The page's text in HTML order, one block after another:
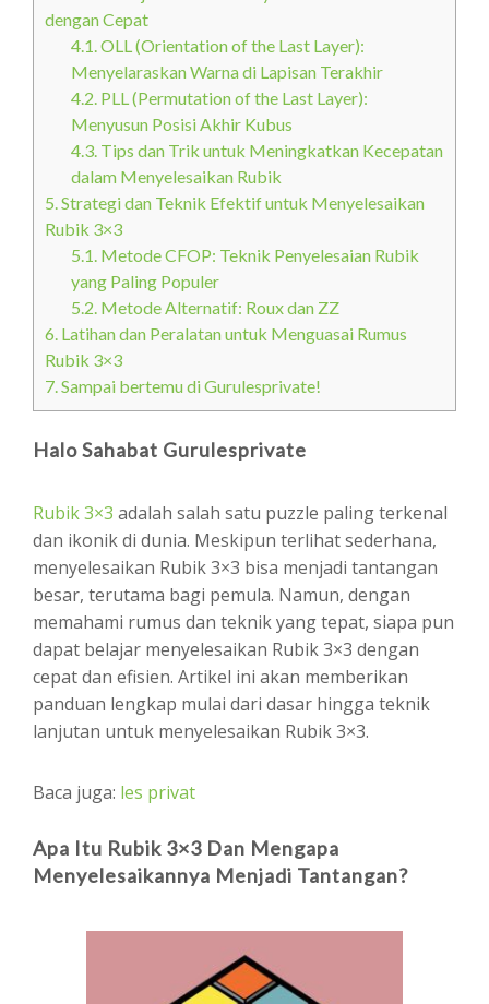
dengan Cepat
4.1.OLL (Orientation of the Last Layer):
Menyelaraskan Warna di Lapisan Terakhir
4.2. PLL (Permutation of the Last Layer):
Menyusun Posisi Akhir Kubus
4.3. Tips dan Trik untuk Meningkatkan Kecepatan
dalam Menyelesaikan Rubik
5.Strategi dan Teknik Efektif untuk Menyelesaikan
Rubik 3×3
5.1. Metode CFOP: Teknik Penyelesaian Rubik
yang Paling Populer
5.2. Metode Alternatif: Roux dan ZZ
6. Latihan dan Peralatan untuk Menguasai Rumus
Rubik 3×3
7.Sampai bertemu di Gurulesprivate!
Halo Sahabat Gurulesprivate
Rubik 3×3 adalah salah satu puzzle paling terkenal
dan ikonik di dunia. Meskipun terlihat sederhana,
menyelesaikan Rubik 3×3 bisa menjadi tantangan
besar, terutama bagi pemula. Namun, dengan
memahami rumus dan teknik yang tepat, siapa pun
dapat belajar menyelesaikan Rubik 3×3 dengan
cepat dan efisien. Artikel ini akan memberikan
panduan lengkap mulai dari dasar hingga teknik
lanjutan untuk menyelesaikan Rubik 3×3.
Baca juga: les privat
Apa Itu Rubik 3×3 Dan Mengapa
Menyelesaikannya Menjadi Tantangan?